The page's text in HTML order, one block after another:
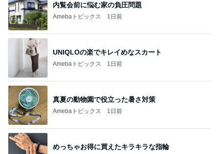
内覧会前に悩む家の負圧問題
Amebaトピックス 1日前
UNIQLOの楽でキレイめなスカート
Amebaトピックス 1日前
真夏の動物園で役立った暑さ対策
Amebaトピックス 1日前
めっちゃお得に買えたキラキラな指輪